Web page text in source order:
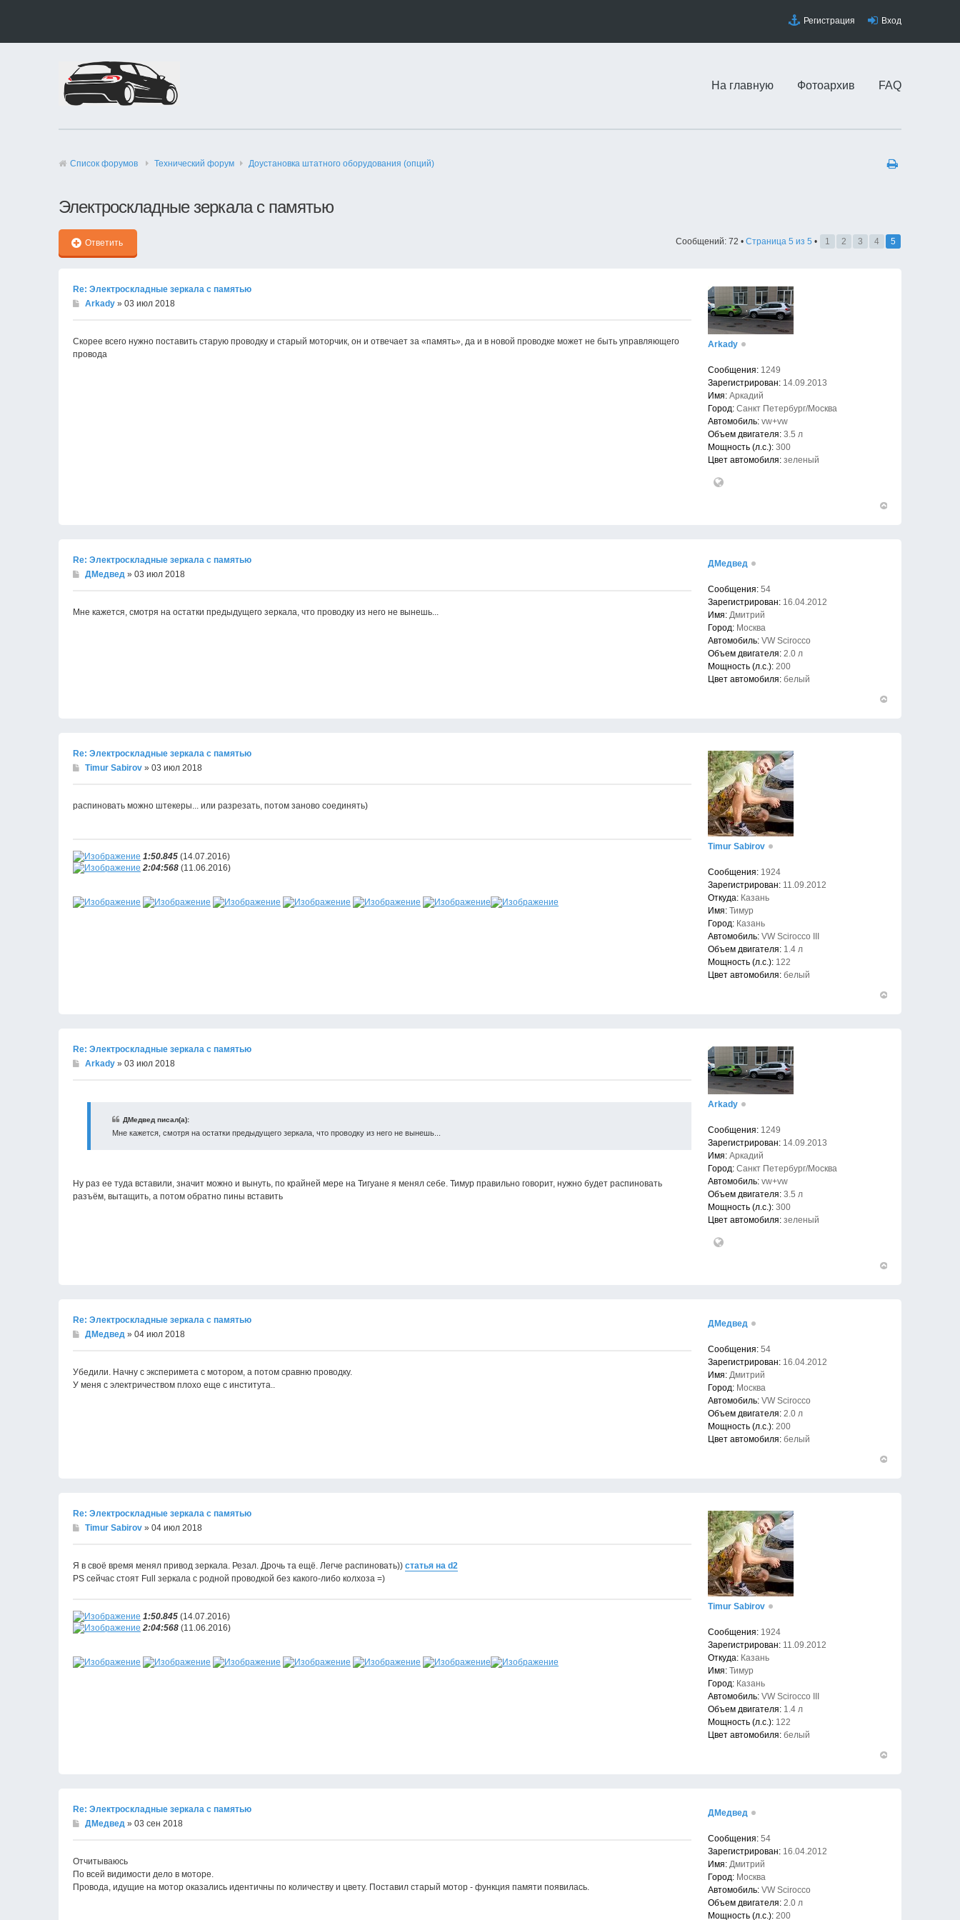
Регистрация Вход
На главную Фотоархив FAQ
Список форумов Технический форyм Доустановка штатного оборудования (опций)
Электроскладные зеркала с памятью
Ответить Сообщений: 72 • Страница 5 из 5 • 1 2 3 4 5
Re: Электроскладные зеркала с памятью
Arkady » 03 июл 2018
Скорее всего нужно поставить старую проводку и старый моторчик, он и отвечает за «память», да и в новой проводке может не быть управляющего
провода
Arkady
Сообщения: 1249
Зарегистрирован: 14.09.2013
Имя: Аркадий
Город: Санкт Петербург/Москва
Автомобиль: vw+vw
Объем двигателя: 3.5 л
Мощность (л.с.): 300
Цвет автомобиля: зеленый
Re: Электроскладные зеркала с памятью
ДМедвед » 03 июл 2018
Мне кажется, смотря на остатки предыдущего зеркала, что проводку из него не вынешь...
ДМедвед
Сообщения: 54
Зарегистрирован: 16.04.2012
Имя: Дмитрий
Город: Москва
Автомобиль: VW Scirocco
Объем двигателя: 2.0 л
Мощность (л.с.): 200
Цвет автомобиля: белый
Re: Электроскладные зеркала с памятью
Timur Sabirov » 03 июл 2018
распиновать можно штекеры... или разрезать, потом заново соединять)
1:50.845 (14.07.2016)
2:04:568 (11.06.2016)
Timur Sabirov
Сообщения: 1924
Зарегистрирован: 11.09.2012
Откуда: Казань
Имя: Тимур
Город: Казань
Автомобиль: VW Scirocco III
Объем двигателя: 1.4 л
Мощность (л.с.): 122
Цвет автомобиля: белый
Re: Электроскладные зеркала с памятью
Arkady » 03 июл 2018
ДМедвед писал(а):
Мне кажется, смотря на остатки предыдущего зеркала, что проводку из него не вынешь...
Ну раз ее туда вставили, значит можно и вынуть, по крайней мере на Тигуане я менял себе. Тимур правильно говорит, нужно будет распиновать
разъём, вытащить, а потом обратно пины вставить
Arkady
Сообщения: 1249
Зарегистрирован: 14.09.2013
Имя: Аркадий
Город: Санкт Петербург/Москва
Автомобиль: vw+vw
Объем двигателя: 3.5 л
Мощность (л.с.): 300
Цвет автомобиля: зеленый
Re: Электроскладные зеркала с памятью
ДМедвед » 04 июл 2018
Убедили. Начну с эксперимета с мотором, а потом сравню проводку.
У меня с электричеством плохо еще с института..
ДМедвед
Сообщения: 54
Зарегистрирован: 16.04.2012
Имя: Дмитрий
Город: Москва
Автомобиль: VW Scirocco
Объем двигателя: 2.0 л
Мощность (л.с.): 200
Цвет автомобиля: белый
Re: Электроскладные зеркала с памятью
Timur Sabirov » 04 июл 2018
Я в своё время менял привод зеркала. Резал. Дрочь та ещё. Легче распиновать)) статья на d2
PS сейчас стоят Full зеркала с родной проводкой без какого-либо колхоза =)
1:50.845 (14.07.2016)
2:04:568 (11.06.2016)
Timur Sabirov
Сообщения: 1924
Зарегистрирован: 11.09.2012
Откуда: Казань
Имя: Тимур
Город: Казань
Автомобиль: VW Scirocco III
Объем двигателя: 1.4 л
Мощность (л.с.): 122
Цвет автомобиля: белый
Re: Электроскладные зеркала с памятью
ДМедвед » 03 сен 2018
Отчитываюсь
По всей видимости дело в моторе.
Провода, идущие на мотор оказались идентичны по количеству и цвету. Поставил старый мотор - функция памяти появилась.
ДМедвед
Сообщения: 54
Зарегистрирован: 16.04.2012
Имя: Дмитрий
Город: Москва
Автомобиль: VW Scirocco
Объем двигателя: 2.0 л
Мощность (л.с.): 200